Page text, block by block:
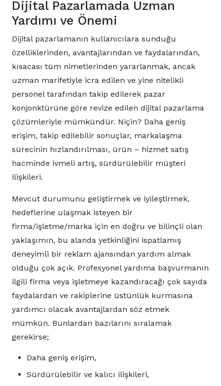
Dijital Pazarlamada Uzman
Yardımı ve Önemi
Dijital pazarlamanın kullanıcılara sunduğu
özelliklerinden, avantajlarından ve faydalarından,
kısacası tüm nimetlerinden yararlanmak, ancak
uzman marifetiyle icra edilen ve yine nitelikli
personel tarafından takip edilerek pazar
konjonktürüne göre revize edilen dijital pazarlama
çözümleriyle mümkündür. Niçin? Daha geniş
erişim, takip edilebilir sonuçlar, markalaşma
sürecinin hızlandırılması, ürün – hizmet satış
hacminde ivmeli artış, sürdürülebilir müşteri
ilişkileri.
Mevcut durumunu geliştirmek ve iyileştirmek,
hedeflerine ulaşmak isteyen bir
firma/işletme/marka için en doğru ve bilinçli olan
yaklaşımın, bu alanda yetkinliğini ispatlamış
deneyimli bir reklam ajansından yardım almak
olduğu çok açık. Profesyonel yardıma başvurmanın
ilgili firma veya işletmeye kazandıracağı çok sayıda
faydalardan ve rakiplerine üstünlük kurmasına
yardımcı olacak avantajlardan söz etmek
mümkün. Bunlardan bazılarını sıralamak
gerekirse;
Daha geniş erişim,
Sürdürülebilir ve kalıcı ilişkileri,